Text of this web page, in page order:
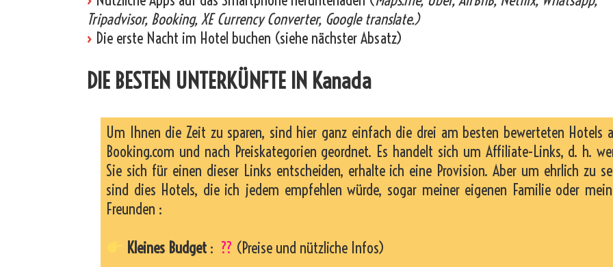
Tripadvisor, Booking, XE Currency Converter, Google translate.)
› Die erste Nacht im Hotel buchen (siehe nächster Absatz)
DIE BESTEN UNTERKÜNFTE IN Kanada
Um Ihnen die Zeit zu sparen, sind hier ganz einfach die drei am besten bewerteten Hotels
Booking.com und nach Preiskategorien geordnet. Es handelt sich um Affiliate-Links, d. h.
Sie sich für einen dieser Links entscheiden, erhalte ich eine Provision. Aber um ehrlich zu
sind dies Hotels, die ich jedem empfehlen würde, sogar meiner eigenen Familie oder
Freunden :
Kleines Budget : ?? (Preise und nützliche Infos)